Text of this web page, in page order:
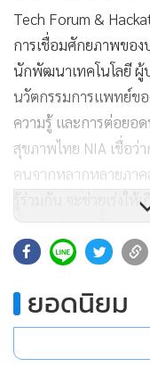
เหล่านี้ จะช่วยทลายข้
โอกาสให้เกิดการแบ่
มีมูลค่า ซึ่งเป็นหัวใจส
วิจัยสู่การใช้งานจริงใ
ประสิทธิภาพมากยิ่งขึ้น
กิจกรรมครั้งนี้ประกอ
เวทีอัปเดตทิศทาง เทร
แพทย์ จากผู้เชี่ยวชาญ
และภาคธุรกิจนวัตกร
พัฒนาไอเดียและโซลูชั
โดยผู้เข้าร่วมจะได้ทำ
สาขา พร้อมรับคำปรึก
ยอดนิยม